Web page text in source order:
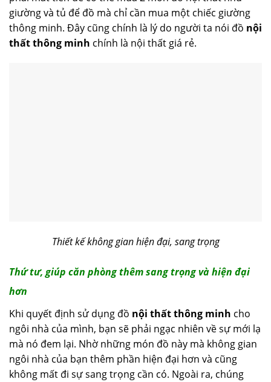
giường và tủ để đồ mà chỉ cần mua một chiếc giường
thông minh. Đây cũng chính là lý do người ta nói đồ nội
thất thông minh chính là nội thất giá rẻ.
Thiết kế không gian hiện đại, sang trọng
Thứ tư, giúp căn phòng thêm sang trọng và hiện đại
hơn
Khi quyết định sử dụng đồ nội thất thông minh cho
ngôi nhà của mình, bạn sẽ phải ngạc nhiên về sự mới lạ
mà nó đem lại. Nhờ những món đồ này mà không gian
ngôi nhà của bạn thêm phần hiện đại hơn và cũng
không mất đi sự sang trọng cần có. Ngoài ra, chúng